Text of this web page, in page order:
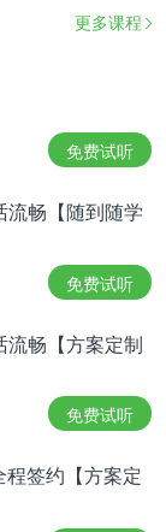
更多课程
免费试听
流畅【随到随学
免费试听
流畅【方案定制
免费试听
签约【方案定